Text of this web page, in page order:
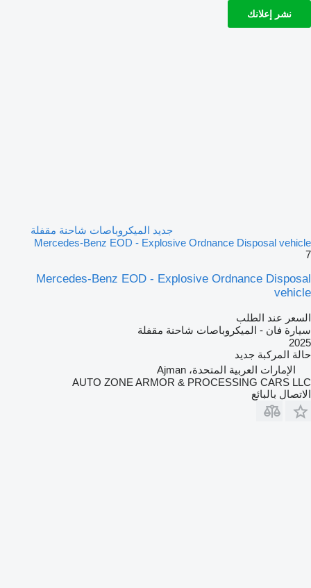
نشر إعلانك
جديد الميكروباصات شاحنة مقفلة
Mercedes-Benz EOD - Explosive Ordnance Disposal vehicle
7
Mercedes-Benz EOD - Explosive Ordnance Disposal
vehicle
السعر عند الطلب
سيارة فان - الميكروباصات شاحنة مقفلة
2025
حالة المركبة جديد
الإمارات العربية المتحدة، Ajman
AUTO ZONE ARMOR & PROCESSING CARS LLC
الاتصال بالبائع